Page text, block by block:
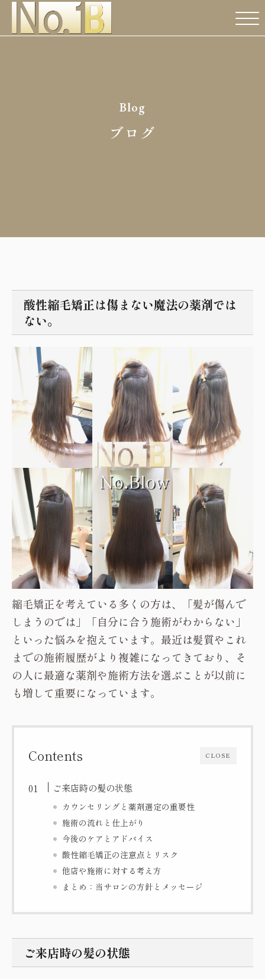
Blog
ブログ
酸性縮毛矯正は傷まない魔法の薬剤では
ない。
縮毛矯正を考えている多くの方は、「髪が傷んで
しまうのでは」「自分に合う施術がわからない」
といった悩みを抱えています。最近は髪質やこれ
までの施術履歴がより複雑になってきており、そ
の人に最適な薬剤や施術方法を選ぶことが以前に
も増して重要になっています。
CLOSE
Contents
ご来店時の髪の状態
カウンセリングと薬剤選定の重要性
施術の流れと仕上がり
今後のケアとアドバイス
酸性縮毛矯正の注意点とリスク
他店や施術に対する考え方
まとめ：当サロンの方針とメッセージ
ご来店時の髪の状態